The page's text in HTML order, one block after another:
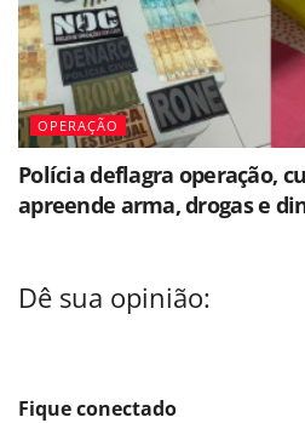
OPERAÇÃO
Polícia deflagra operação,
apreende arma, drogas e
Dê sua opinião:
Fique conectado